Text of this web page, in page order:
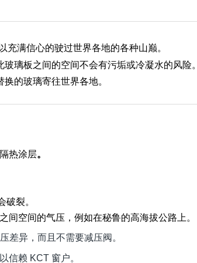
充满信心的驶过世界各地的各种山巅。
玻璃板之间的空间不会有污垢或冷凝水的风险。
的玻璃寄往世界各地。
热涂层。
破裂。
间空间的气压，例如在秘鲁的高海拔公路上。
差异，而且不需要减压阀。
信赖 KCT 窗户。